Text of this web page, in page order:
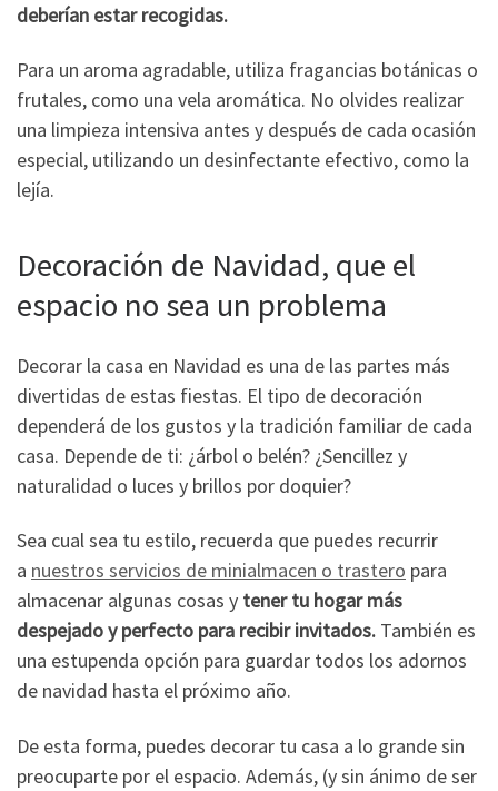
deberían estar recogidas.
Para un aroma agradable, utiliza fragancias botánicas o
frutales, como una vela aromática. No olvides realizar
una limpieza intensiva antes y después de cada ocasión
especial, utilizando un desinfectante efectivo, como la
lejía.
Decoración de Navidad, que el
espacio no sea un problema
Decorar la casa en Navidad es una de las partes más
divertidas de estas fiestas. El tipo de decoración
dependerá de los gustos y la tradición familiar de cada
casa. Depende de ti: ¿árbol o belén? ¿Sencillez y
naturalidad o luces y brillos por doquier?
Sea cual sea tu estilo, recuerda que puedes recurrir
a nuestros servicios de minialmacen o trastero para
almacenar algunas cosas y tener tu hogar más
despejado y perfecto para recibir invitados. También es
una estupenda opción para guardar todos los adornos
de navidad hasta el próximo año.
De esta forma, puedes decorar tu casa a lo grande sin
preocuparte por el espacio. Además, (y sin ánimo de ser